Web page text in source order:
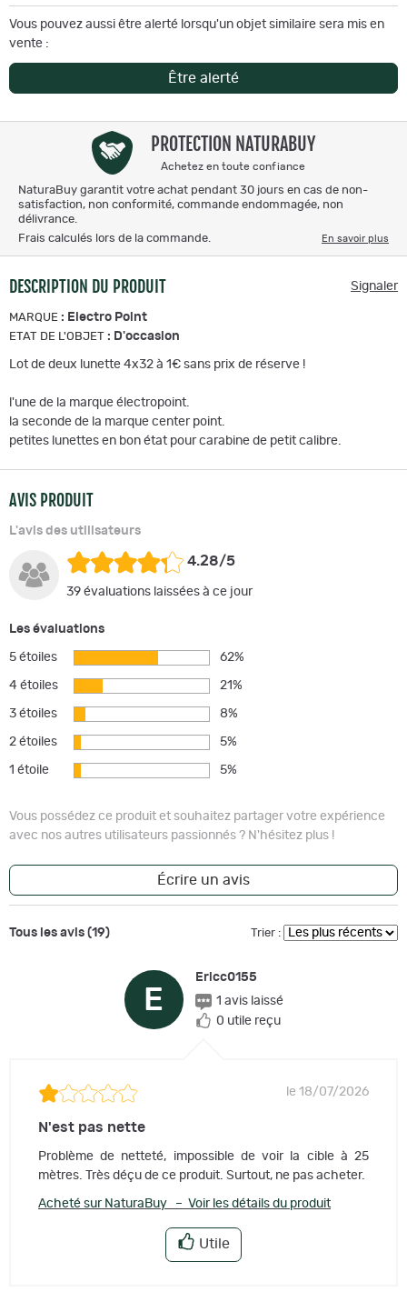
Vous pouvez aussi être alerté lorsqu'un objet similaire sera mis en
vente :
Être alerté
PROTECTION NATURABUY
Achetez en toute confiance
NaturaBuy garantit votre achat pendant 30 jours en cas de non-
satisfaction, non conformité, commande endommagée, non
délivrance.
Frais calculés lors de la commande.
En savoir plus
DESCRIPTION DU PRODUIT Signaler
MARQUE : Electro Point
ETAT DE L'OBJET : D'occasion
Lot de deux lunette 4x32 à 1€ sans prix de réserve !
l'une de la marque électropoint.
la seconde de la marque center point.
petites lunettes en bon état pour carabine de petit calibre.
AVIS PRODUIT
L'avis des utilisateurs
4.28/5
39 évaluations laissées à ce jour
Les évaluations
5 étoiles 62%
4 étoiles 21%
3 étoiles 8%
2 étoiles 5%
1 étoile 5%
Vous possédez ce produit et souhaitez partager votre expérience
avec nos autres utilisateurs passionnés ? N'hésitez plus !
Écrire un avis
Tous les avis (19) Trier :
E
Ericc0155
1 avis laissé
0 utile reçu
le 18/07/2026
N'est pas nette
Problème de netteté, impossible de voir la cible à 25
mètres. Très déçu de ce produit. Surtout, ne pas acheter.
Acheté sur NaturaBuy – Voir les détails du produit
Utile